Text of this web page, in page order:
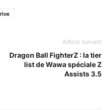
Article suivant
Dragon Ball FighterZ : la tier
list de Wawa spéciale Z
Assists 3.5